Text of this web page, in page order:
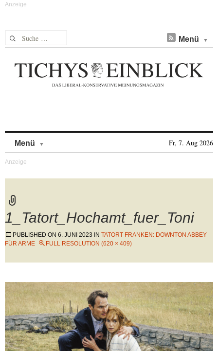
Suche nach: Menü
Menü Fr, 7. Aug 2026
1_Tatort_Hochamt_fuer_Toni
PUBLISHED ON 6. JUNI 2023 IN TATORT FRANKEN: DOWNTON ABBEY
FÜR ARME
FULL RESOLUTION (620 × 409)